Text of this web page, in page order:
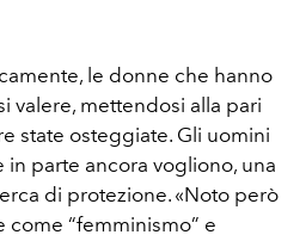
le donne che hanno
valere, mettendosi alla pari
state osteggiate. Gli uomini
in parte ancora vogliono, una
di protezione. «Noto però
“femminismo” e